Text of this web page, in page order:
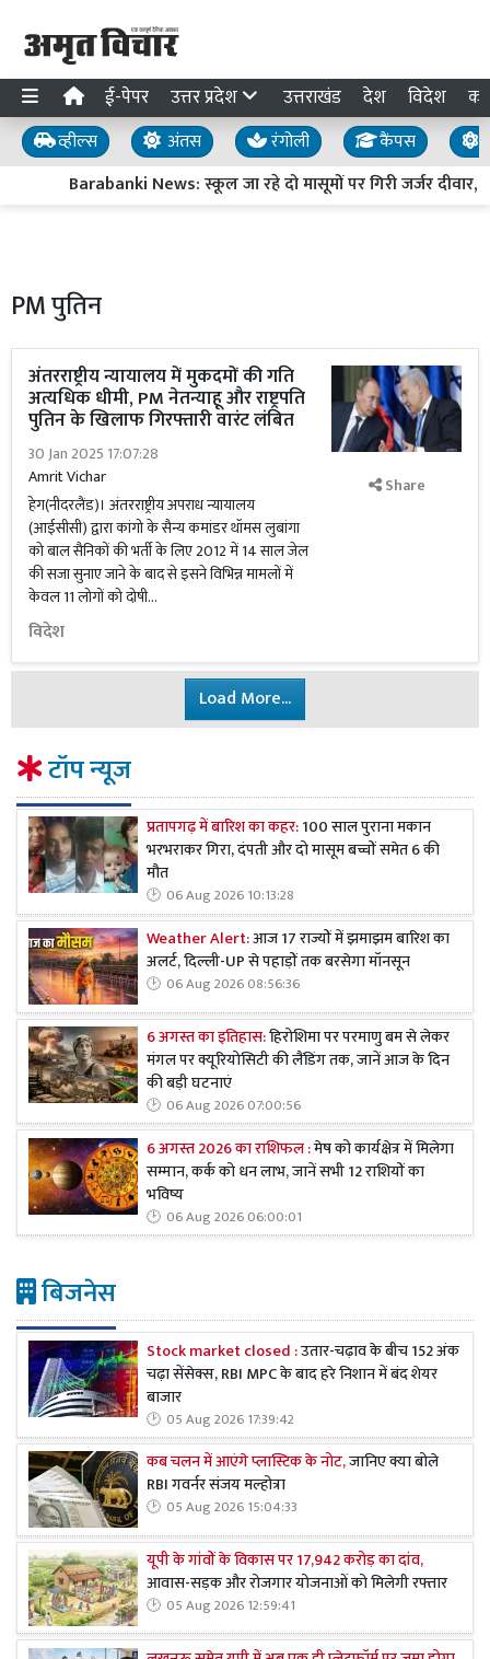
ई-पेपर उत्तर प्रदेश उत्तराखंड देश विदेश
व्हील्स अंतस रंगोली कैंपस
Barabanki News: स्कूल जा रहे दो मासूमों पर गिरी जर्जर दीवार,
PM पुतिन
अंतरराष्ट्रीय न्यायालय में मुकदमों की गति
अत्यधिक धीमी, PM नेतन्याहू और राष्ट्रपति
पुतिन के खिलाफ गिरफ्तारी वारंट लंबित
30 Jan 2025 17:07:28
Amrit Vichar
हेग(नीदरलैंड)। अंतरराष्ट्रीय अपराध न्यायालय
(आईसीसी) द्वारा कांगो के सैन्य कमांडर थॉमस लुबांगा
को बाल सैनिकों की भर्ती के लिए 2012 में 14 साल जेल
की सजा सुनाए जाने के बाद से इसने विभिन्न मामलों में
केवल 11 लोगों को दोषी...
विदेश
Share
Load More...
टॉप न्यूज
प्रतापगढ़ में बारिश का कहर:100 साल पुराना मकान
भरभराकर गिरा, दंपती और दो मासूम बच्चों समेत 6 की
मौत
06 Aug 2026 10:13:28
Weather Alert:आज 17 राज्यों में झमाझम बारिश का
अलर्ट, दिल्ली-UP से पहाड़ों तक बरसेगा मॉनसून
06 Aug 2026 08:56:36
6 अगस्त का इतिहास:हिरोशिमा पर परमाणु बम से लेकर
मंगल पर क्यूरियोसिटी की लैंडिंग तक, जानें आज के दिन
की बड़ी घटनाएं
06 Aug 2026 07:00:56
6 अगस्त 2026 का राशिफल :मेष को कार्यक्षेत्र में मिलेगा
सम्मान, कर्क को धन लाभ, जानें सभी 12 राशियों का
भविष्य
06 Aug 2026 06:00:01
बिजनेस
Stock market closed :उतार-चढ़ाव के बीच 152 अंक
चढ़ा सेंसेक्स, RBI MPC के बाद हरे निशान में बंद शेयर
बाजार
05 Aug 2026 17:39:42
कब चलन में आएंगे प्लास्टिक के नोट,जानिए क्या बोले
RBI गवर्नर संजय मल्होत्रा
05 Aug 2026 15:04:33
यूपी के गांवों के विकास पर 17,942 करोड़ का दांव,
आवास-सड़क और रोजगार योजनाओं को मिलेगी रफ्तार
05 Aug 2026 12:59:41